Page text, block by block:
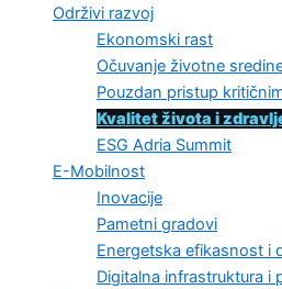
Održivi razvoj
Ekonomski rast
Očuvanje životne
Pouzdan pristup
Kvalitet života i
ESG Adria Summit
E-Mobilnost
Inovacije
Pametni gradovi
Energetska efikasnost i
Digitalna infrastruktura i